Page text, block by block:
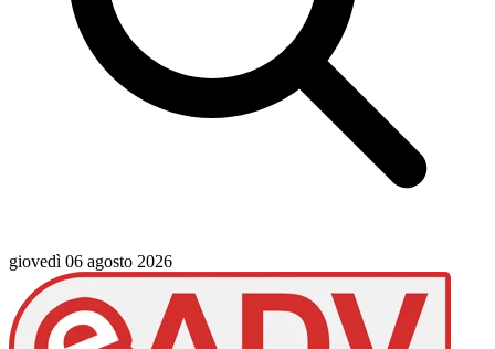
giovedì 06 agosto 2026